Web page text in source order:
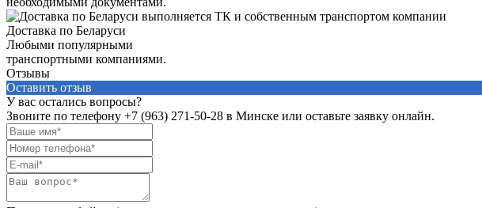
Доставка по Беларуси
Любыми популярными
транспортными компаниями.
Отзывы
Оставить отзыв
У вас остались вопросы?
Звоните по телефону +7 (963) 271-50-28 в Минске или оставьте заявку онлайн.